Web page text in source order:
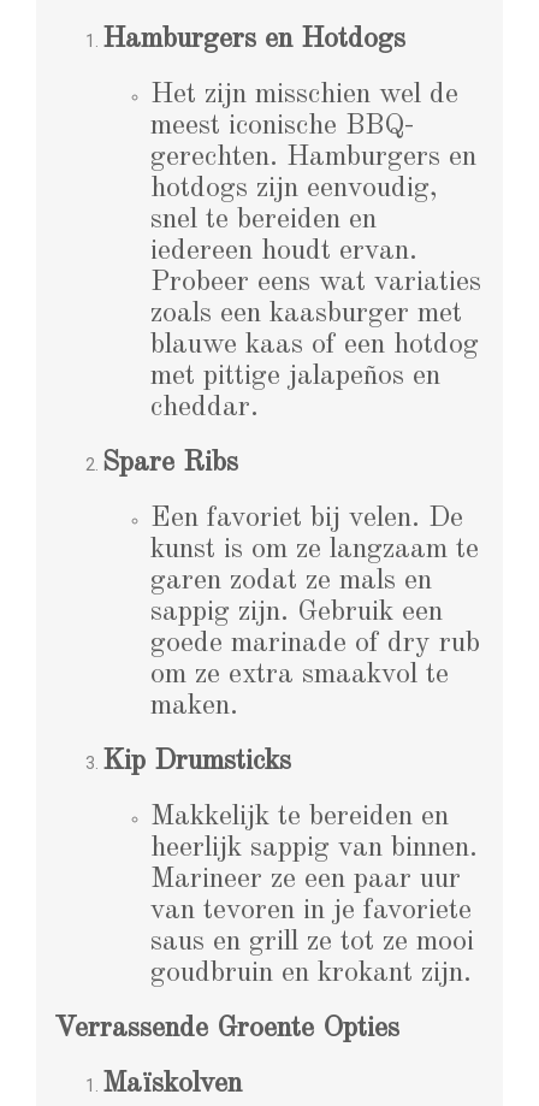
Hamburgers en Hotdogs
Het zijn misschien wel de
meest iconische BBQ-
gerechten. Hamburgers en
hotdogs zijn eenvoudig,
snel te bereiden en
iedereen houdt ervan.
Probeer eens wat variaties
zoals een kaasburger met
blauwe kaas of een hotdog
met pittige jalapeños en
cheddar.
Spare Ribs
Een favoriet bij velen. De
kunst is om ze langzaam te
garen zodat ze mals en
sappig zijn. Gebruik een
goede marinade of dry rub
om ze extra smaakvol te
maken.
Kip Drumsticks
Makkelijk te bereiden en
heerlijk sappig van binnen.
Marineer ze een paar uur
van tevoren in je favoriete
saus en grill ze tot ze mooi
goudbruin en krokant zijn.
Verrassende Groente Opties
Maïskolven